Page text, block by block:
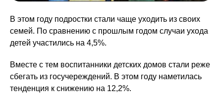
В этом году подростки стали чаще уходить из своих
семей. По сравнению с прошлым годом случаи ухода
детей участились на 4,5%.
Вместе с тем воспитанники детских домов стали реже
сбегать из госучереждений. В этом году наметилась
тенденция к снижению на 12,2%.